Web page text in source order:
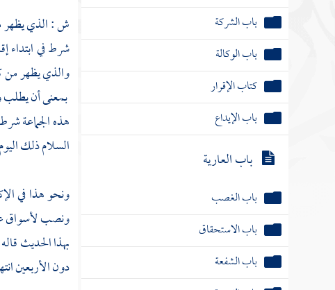
كتاب الإقرار
باب الإيداع
باب العارية
باب الغصب
باب الاستحقاق
باب الشفعة
باب القسمة
باب القراض
ش : الذي
شرط في ابتداء
والذي يظهر من
بمعنى أن يطلب
هذه الجماعة
السلام ذلك
ونحو هذا في
ونصب لأسواق
بهذا الحديث قاله
دون الأربعين